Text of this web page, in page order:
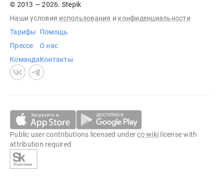
© 2013 — 2026. Stepik
Наши условия использования и конфиденциальности
Тарифы
Прессе
Команда
Помощь
О нас
Контакты
Public user contributions licensed undercc-wiki license with
attribution required